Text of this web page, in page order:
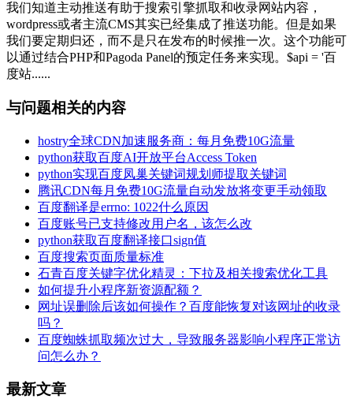
我们知道主动推送有助于搜索引擎抓取和收录网站内容，
wordpress或者主流CMS其实已经集成了推送功能。但是如果
我们要定期归还，而不是只在发布的时候推一次。这个功能可
以通过结合PHP和Pagoda Panel的预定任务来实现。$api = '百
度站......
与问题相关的内容
hostry全球CDN加速服务商：每月免费10G流量
python获取百度AI开放平台Access Token
python实现百度凤巢关键词规划师提取关键词
腾讯CDN每月免费10G流量自动发放将变更手动领取
百度翻译是errno: 1022什么原因
百度账号已支持修改用户名，该怎么改
python获取百度翻译接口sign值
百度搜索页面质量标准
石青百度关键字优化精灵：下拉及相关搜索优化工具
如何提升小程序新资源配额？
网址误删除后该如何操作？百度能恢复对该网址的收录
吗？
百度蜘蛛抓取频次过大，导致服务器影响小程序正常访
问怎么办？
最新文章